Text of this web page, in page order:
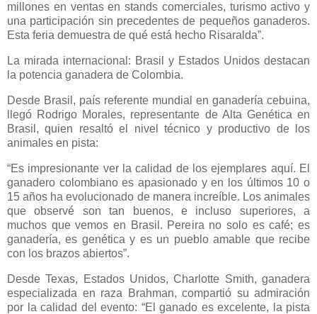
millones en ventas en stands comerciales, turismo activo y
una participación sin precedentes de pequeños ganaderos.
Esta feria demuestra de qué está hecho Risaralda”.
La mirada internacional: Brasil y Estados Unidos destacan
la potencia ganadera de Colombia.
Desde Brasil, país referente mundial en ganadería cebuina,
llegó Rodrigo Morales, representante de Alta Genética en
Brasil, quien resaltó el nivel técnico y productivo de los
animales en pista:
“Es impresionante ver la calidad de los ejemplares aquí. El
ganadero colombiano es apasionado y en los últimos 10 o
15 años ha evolucionado de manera increíble. Los animales
que observé son tan buenos, e incluso superiores, a
muchos que vemos en Brasil. Pereira no solo es café; es
ganadería, es genética y es un pueblo amable que recibe
con los brazos abiertos”.
Desde Texas, Estados Unidos, Charlotte Smith, ganadera
especializada en raza Brahman, compartió su admiración
por la calidad del evento: “El ganado es excelente, la pista